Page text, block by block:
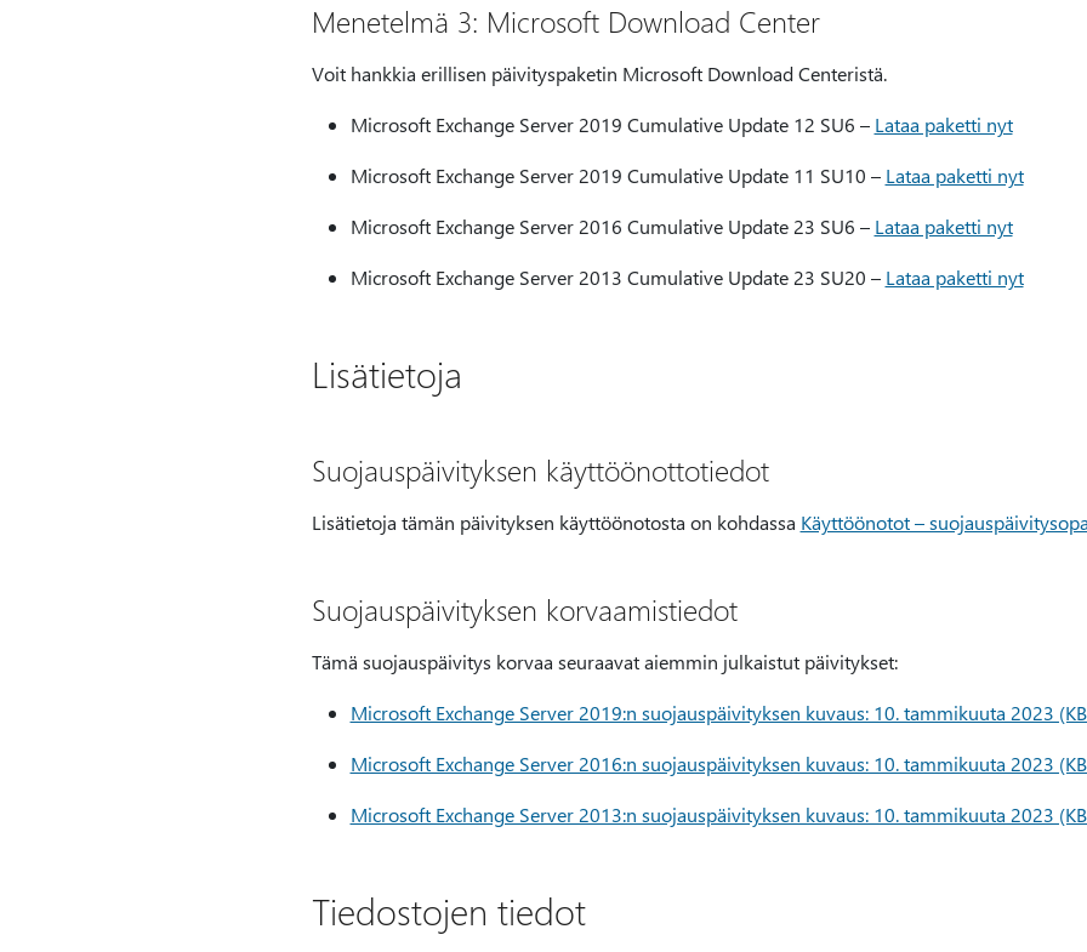
Menetelmä 3: Microsoft Download Center
Voit hankkia erillisen päivityspaketin Microsoft Download Centeristä.
Microsoft Exchange Server 2019 Cumulative Update 12 SU6 – Lataa paketti nyt
Microsoft Exchange Server 2019 Cumulative Update 11 SU10 – Lataa paketti nyt
Microsoft Exchange Server 2016 Cumulative Update 23 SU6 – Lataa paketti nyt
Microsoft Exchange Server 2013 Cumulative Update 23 SU20 – Lataa paketti nyt
Lisätietoja
Suojauspäivityksen käyttöönottotiedot
Lisätietoja tämän päivityksen käyttöönotosta on kohdassa Käyttöönotot –
Suojauspäivityksen korvaamistiedot
Tämä suojauspäivitys korvaa seuraavat aiemmin julkaistut päivitykset:
Microsoft Exchange Server 2019:n suojauspäivityksen kuvaus: 10. tammikuuta 2023
Microsoft Exchange Server 2016:n suojauspäivityksen kuvaus: 10. tammikuuta 2023
Microsoft Exchange Server 2013:n suojauspäivityksen kuvaus: 10. tammikuuta 2023
Tiedostojen tiedot